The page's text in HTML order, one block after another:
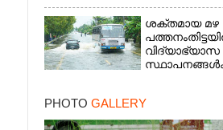
മാറ്റങ്ങൾ
ശക്തമായ മഴ
വിദ്യാഭ്യാസ
PHOTO GALLERY